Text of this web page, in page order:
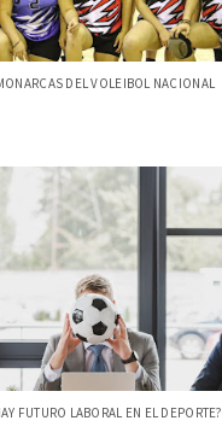
DEL VOLEIBOL NACIONAL
FUTURO LABORAL EN EL DEPORTE?